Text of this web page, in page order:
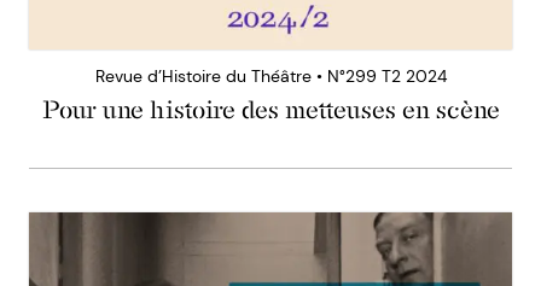
Revue d’Histoire du Théâtre • N°299 T2 2024
Pour une histoire des metteuses en scène